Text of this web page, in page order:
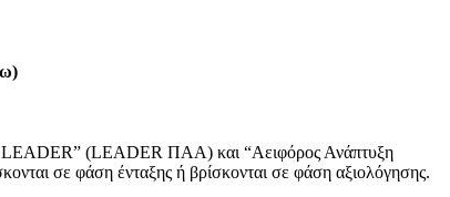
LEADER” (LEADER ΠΑΑ) και “Αειφόρος Ανάπτυξη
σε φάση ένταξης ή βρίσκονται σε φάση αξιολόγησης.